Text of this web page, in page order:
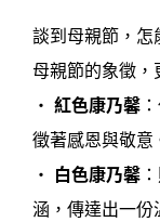
談到母親節，
母親節的象徵，
• 紅色康乃馨
徵著感恩與敬意
• 白色康乃馨
涵，傳達出一份